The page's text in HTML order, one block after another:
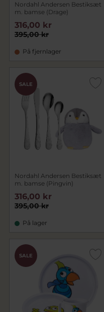
Nordahl Andersen Bestiksæt
m. bamse (Drage)
395,00 kr
316,00 kr
På fjernlager
SALE
Nordahl Andersen Bestiksæt
m. bamse (Pingvin)
395,00 kr
316,00 kr
På lager
SALE